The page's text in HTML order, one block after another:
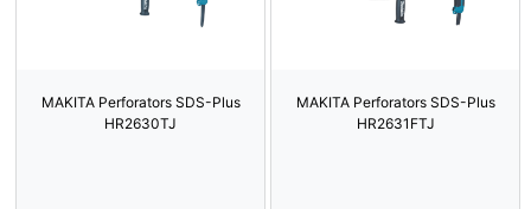
MAKITA Perforators SDS-Plus
HR2630TJ
MAKITA Perforators SDS-Plus
HR2631FTJ